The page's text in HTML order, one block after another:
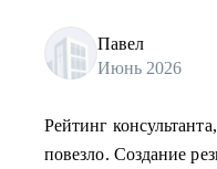
Павел
Июнь 2026
Рейтинг
повезло. Создание